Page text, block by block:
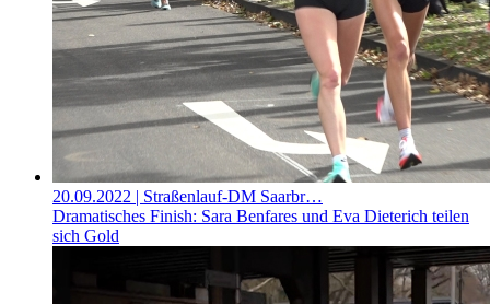
20.09.2022 | Straßenlauf-DM Saarbr…
Dramatisches Finish: Sara Benfares und Eva Dieterich teilen
sich Gold